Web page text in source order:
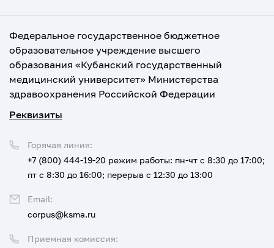
Федеральное государственное бюджетное
образовательное учреждение высшего
образования «Кубанский государственный
медицинский университет» Министерства
здравоохранения Российской Федерации
Реквизиты
Приемная комиссия:
Горячая линия:
+7 (800) 444-19-20 режим работы: пн-чт с 8:30 до 17:00;
пт с 8:30 до 16:00; перерыв с 12:30 до 13:00
Email:
corpus@ksma.ru